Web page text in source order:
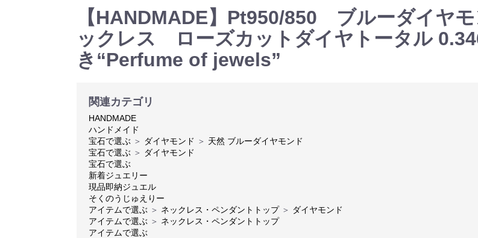
【HANDMADE】Pt950/850 ブルーダイヤ
ックレス ローズカットダイヤトータル
き“Perfume of jewels”
関連カテゴリ
HANDMADE
ハンドメイド
宝石で選ぶ ＞ ダイヤモンド ＞ 天然 ブルーダイヤモンド
宝石で選ぶ ＞ ダイヤモンド
宝石で選ぶ
新着ジュエリー
現品即納ジュエル
そくのうじゅえりー
アイテムで選ぶ ＞ ネックレス・ペンダントトップ ＞ ダイヤモンド
アイテムで選ぶ ＞ ネックレス・ペンダントトップ
アイテムで選ぶ